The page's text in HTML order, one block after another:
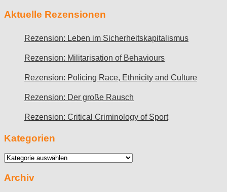
Aktuelle Rezensionen
Rezension: Leben im Sicherheitskapitalismus
Rezension: Militarisation of Behaviours
Rezension: Policing Race, Ethnicity and Culture
Rezension: Der große Rausch
Rezension: Critical Criminology of Sport
Kategorien
Kategorien
Archiv